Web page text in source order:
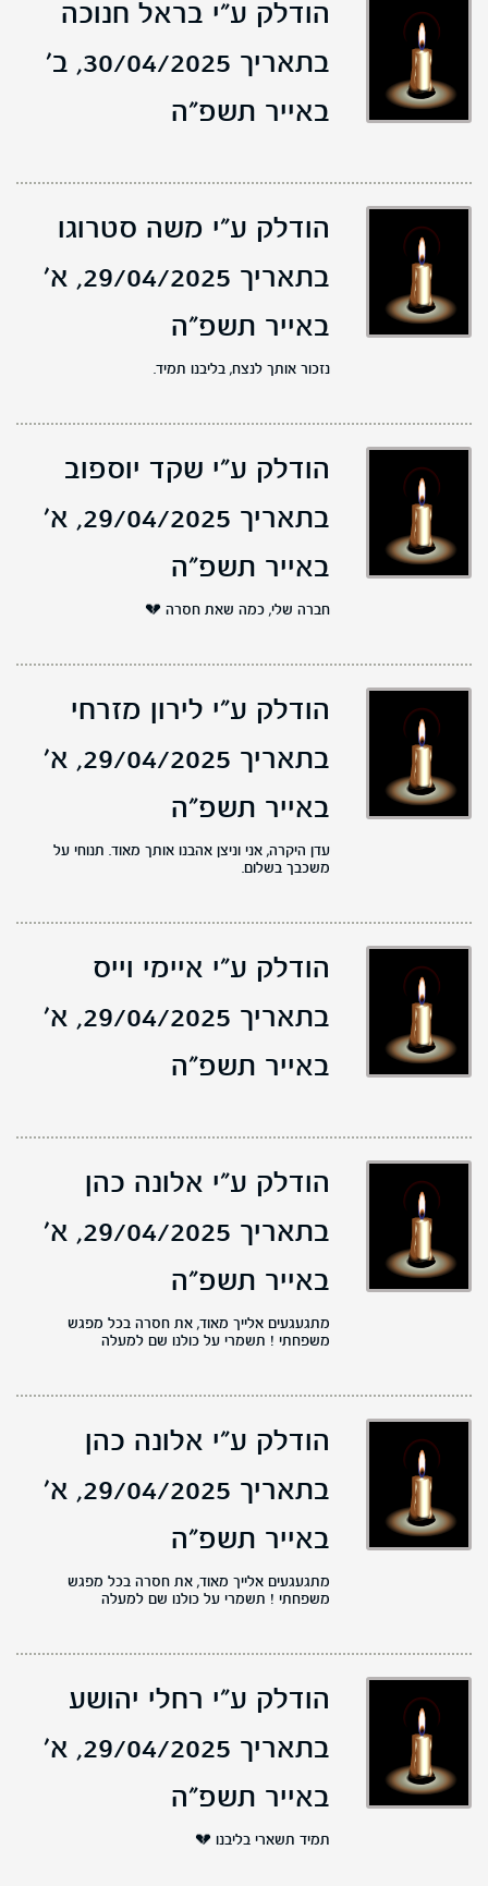
הודלק ע"י בראל חנוכה
בתאריך 30/04/2025,
ב'
באייר תשפ"ה
הודלק ע"י משה סטרוגו
בתאריך 29/04/2025,
א'
באייר תשפ"ה
נזכור אותך לנצח, בליבנו תמיד.
הודלק ע"י שקד יוספוב
בתאריך 29/04/2025,
א'
באייר תשפ"ה
חברה שלי, כמה שאת חסרה 💔
הודלק ע"י לירון מזרחי
בתאריך 29/04/2025,
א'
באייר תשפ"ה
עדן היקרה, אני וניצן אהבנו אותך מאוד. תנוחי על
משכבך בשלום.
הודלק ע"י איימי וייס
בתאריך 29/04/2025,
א'
באייר תשפ"ה
הודלק ע"י אלונה כהן
בתאריך 29/04/2025,
א'
באייר תשפ"ה
מתגעגעים אלייך מאוד, את חסרה בכל מפגש
משפחתי ! תשמרי על כולנו שם למעלה
הודלק ע"י אלונה כהן
בתאריך 29/04/2025,
א'
באייר תשפ"ה
מתגעגעים אלייך מאוד, את חסרה בכל מפגש
משפחתי ! תשמרי על כולנו שם למעלה
הודלק ע"י רחלי יהושע
בתאריך 29/04/2025,
א'
באייר תשפ"ה
תמיד תשארי בליבנו 💔